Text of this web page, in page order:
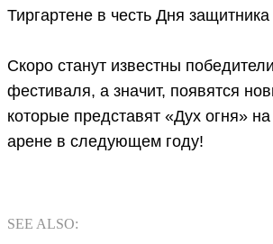
Тиргартене в честь Дня
Скоро станут известны
фестиваля, а значит, появятся
которые представят «Дух огня»
арене в следующем году!
SEE ALSO: